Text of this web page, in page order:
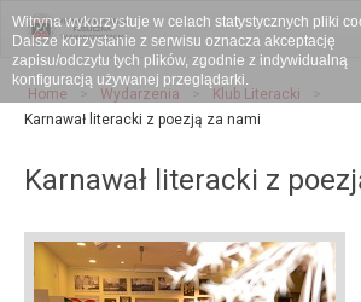
HOME
Wydarzenia
Galeria
Kontakt
Home Wydarzenia Klub Literacki
Karnawał literacki z poezją za nami
Karnawał literacki z
Witryna wykorzystuje w celach statystycznych pliki
Dalsze korzystanie z serwisu oznacza akceptację
zapisu/odczytu tych plików, zgodnie z indywidualną
konfiguracją używanej przeglądarki.